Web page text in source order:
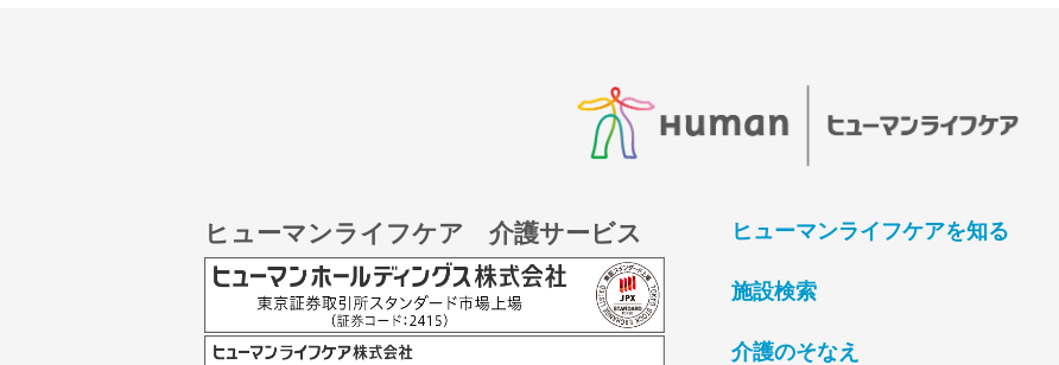
ヒューマンライフケア 介護サービス ヒューマンライフケアを知る
施設検索
介護のそなえ